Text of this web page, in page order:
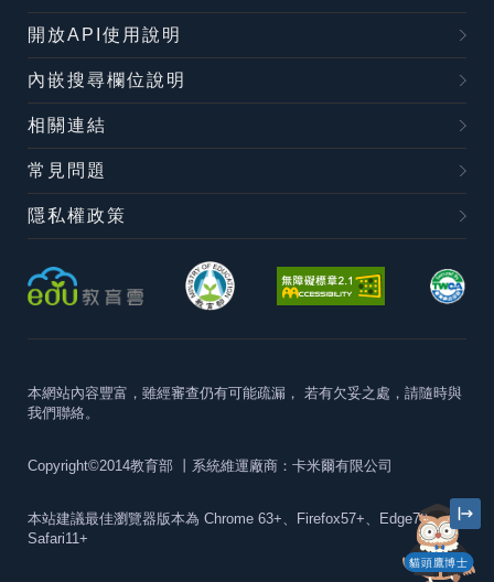
貓頭鷹博士
開放API使用說明
內嵌搜尋欄位說明
相關連結
常見問題
隱私權政策
本網站內容豐富，雖經審查仍有可能疏漏， 若有欠妥之處，請隨時與
我們聯絡。
Copyright©2014教育部 丨系統維運廠商：卡米爾有限公司
本站建議最佳瀏覽器版本為 Chrome 63+、Firefox57+、Edge79+及
Safari11+